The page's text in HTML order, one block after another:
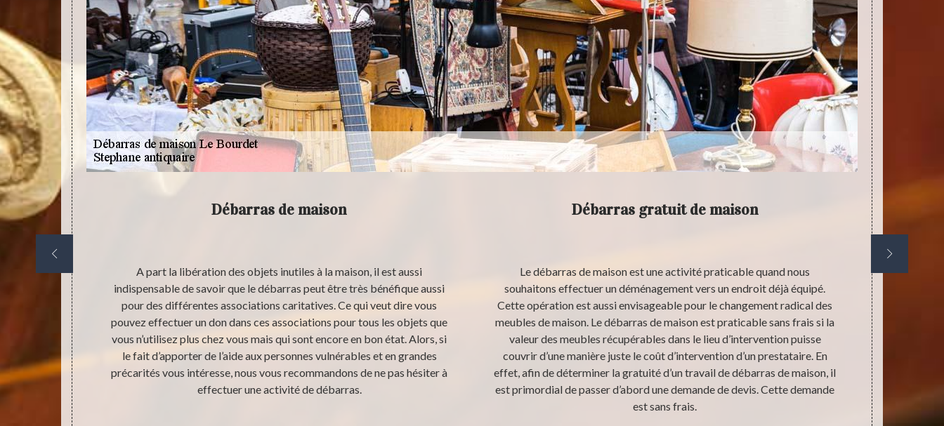
opération
travail de
dans le lieu
travaux.
Débarras de maison
A part la libération des objets inutiles à la maison, il est aussi
indispensable de savoir que le débarras peut être très bénéfique aussi
pour des différentes associations caritatives. Ce qui veut dire vous
pouvez effectuer un don dans ces associations pour tous les objets que
vous n’utilisez plus chez vous mais qui sont encore en bon état. Alors, si
le fait d’apporter de l’aide aux personnes vulnérables et en grandes
précarités vous intéresse, nous vous recommandons de ne pas hésiter à
effectuer une activité de débarras.
Débarras gratuit de maison
Le débarras de maison est une activité praticable quand nous
souhaitons effectuer un déménagement vers un endroit déjà équipé.
Cette opération est aussi envisageable pour le changement radical des
meubles de maison. Le débarras de maison est praticable sans frais si la
valeur des meubles récupérables dans le lieu d’intervention puisse
couvrir d’une manière juste le coût d’intervention d’un prestataire. En
effet, afin de déterminer la gratuité d’un travail de débarras de maison, il
est primordial de passer d’abord une demande de devis. Cette demande
est sans frais.